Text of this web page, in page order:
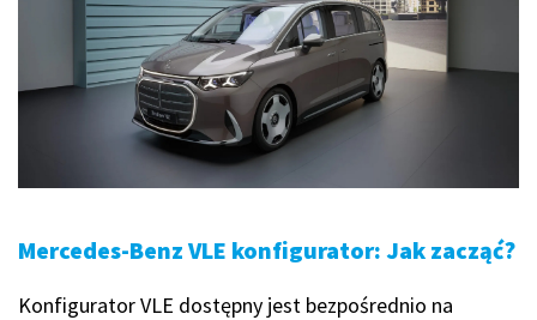
Mercedes-Benz VLE konfigurator: Jak zacząć?
Konfigurator VLE dostępny jest bezpośrednio na